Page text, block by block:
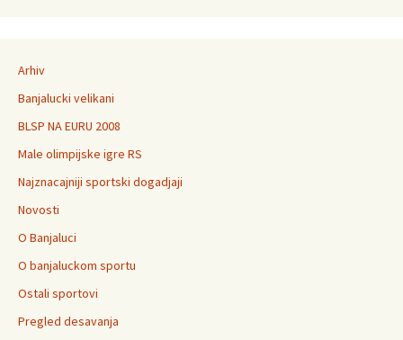
Arhiv
Banjalucki velikani
BLSP NA EURU 2008
Male olimpijske igre RS
Najznacajniji sportski dogadjaji
Novosti
O Banjaluci
O banjaluckom sportu
Ostali sportovi
Pregled desavanja